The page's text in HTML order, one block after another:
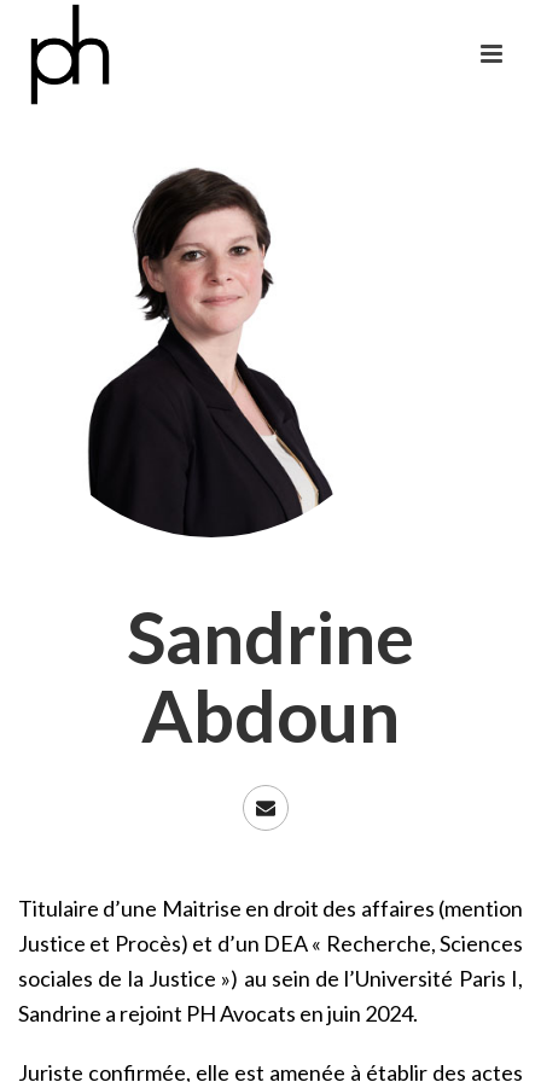
Sandrine
Abdoun
Titulaire d’une Maitrise en droit des affaires (mention
Justice et Procès) et d’un DEA « Recherche, Sciences
sociales de la Justice ») au sein de l’Université Paris I,
Sandrine a rejoint PH Avocats en juin 2024.
Juriste confirmée, elle est amenée à établir des actes